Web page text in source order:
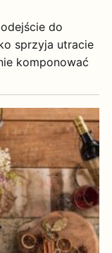
do
sprzyja utracie
komponować